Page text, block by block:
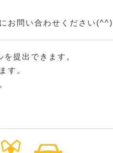
お問い合わせください(^^)
提出できます。
す。